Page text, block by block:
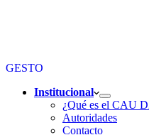
GESTO
Institucional
¿Qué es el CAU
Autoridades
Contacto